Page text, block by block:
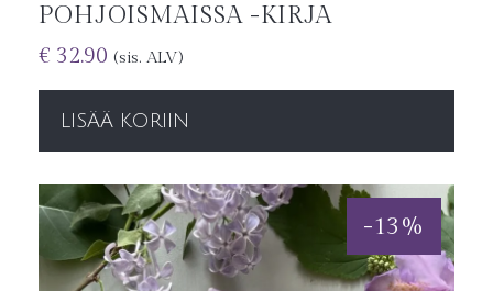
POHJOISMAISSA -KIRJA
€ 32.90 (sis. ALV)
LISÄÄ KORIIN
-13%